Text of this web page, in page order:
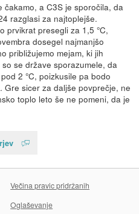
a C3S je sporočila, da
razglasi za najtoplejše.
prvikrat presegli za 1,5 °C,
dosegel najmanjšo
približujemo mejam, ki jih
se države sporazumele, da
2 °C, poizkusile pa bodo
Gre sicer za daljše povprečje, ne
toplo leto še ne pomeni, da je
Večina pravic pridržanih
Oglaševanje